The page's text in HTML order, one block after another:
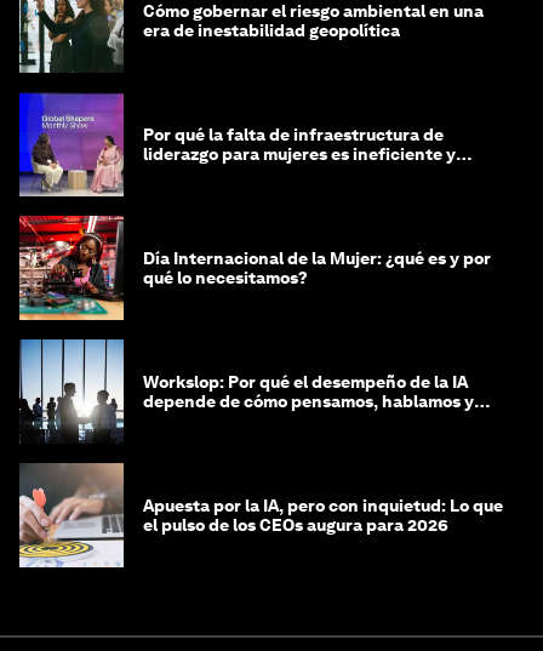
Cómo gobernar el riesgo ambiental en una
era de inestabilidad geopolítica
Por qué la falta de infraestructura de
liderazgo para mujeres es ineficiente y
Día Internacional de la Mujer: ¿qué es y por
qué lo necesitamos?
Workslop: Por qué el desempeño de la IA
depende de cómo pensamos, hablamos y
Apuesta por la IA, pero con inquietud: Lo que
el pulso de los CEOs augura para 2026